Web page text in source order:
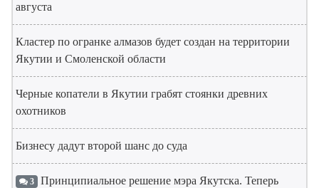
августа
Кластер по огранке алмазов будет создан на территории
Якутии и Смоленской области
Черные копатели в Якутии грабят стоянки древних
охотников
Бизнесу дадут второй шанс до суда
3 Принципиальное решение мэра Якутска. Теперь